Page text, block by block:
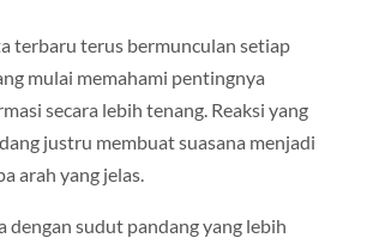
terbaru terus bermunculan setiap
mulai memahami pentingnya
secara lebih tenang. Reaksi yang
justru membuat suasana menjadi
arah yang jelas.
dengan sudut pandang yang lebih